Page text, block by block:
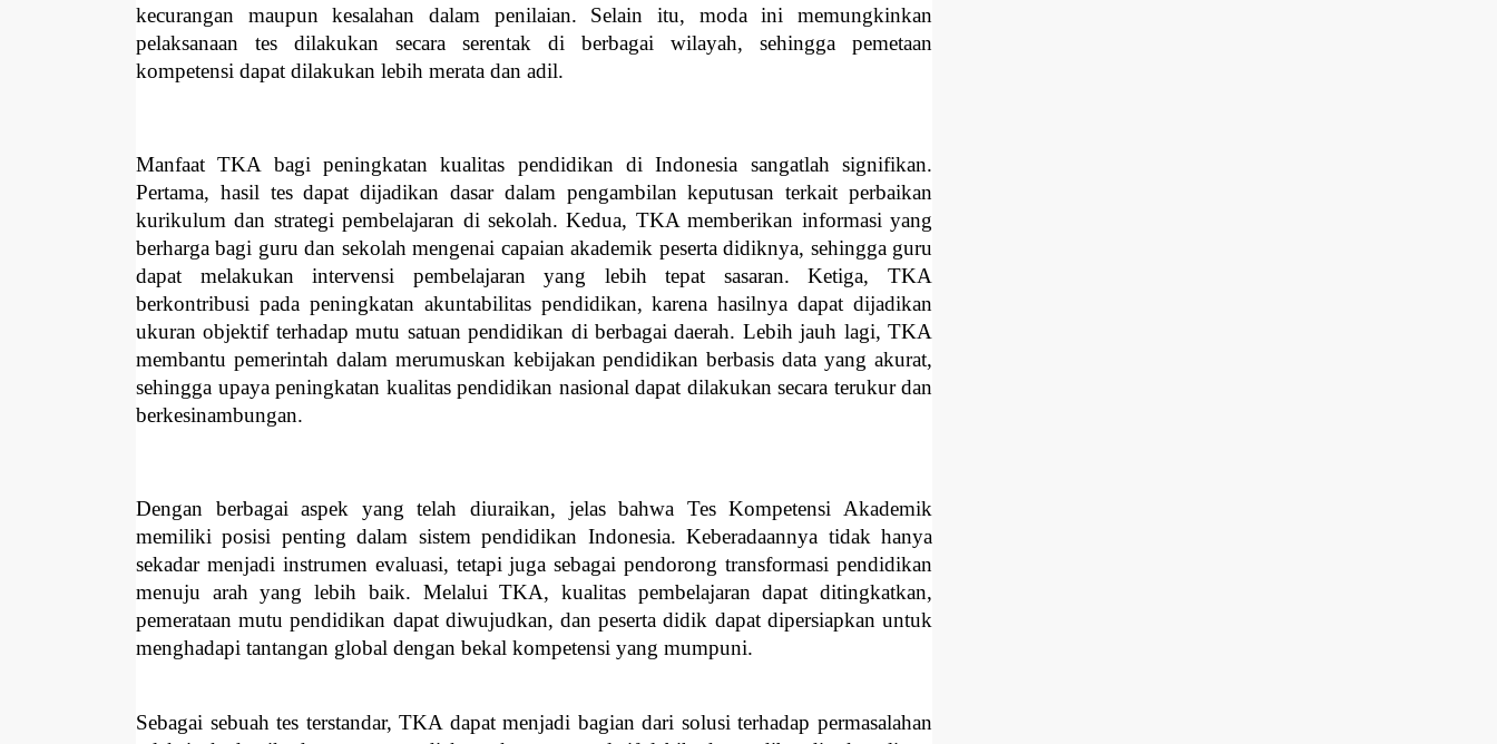
kecurangan maupun kesalahan dalam penilaian. Selain itu, moda ini memungkinkan
pelaksanaan tes dilakukan secara serentak di berbagai wilayah, sehingga pemetaan
kompetensi dapat dilakukan lebih merata dan adil.
Manfaat TKA bagi peningkatan kualitas pendidikan di Indonesia sangatlah signifikan.
Pertama, hasil tes dapat dijadikan dasar dalam pengambilan keputusan terkait perbaikan
kurikulum dan strategi pembelajaran di sekolah. Kedua, TKA memberikan informasi yang
berharga bagi guru dan sekolah mengenai capaian akademik peserta didiknya, sehingga guru
dapat melakukan intervensi pembelajaran yang lebih tepat sasaran. Ketiga, TKA
berkontribusi pada peningkatan akuntabilitas pendidikan, karena hasilnya dapat dijadikan
ukuran objektif terhadap mutu satuan pendidikan di berbagai daerah. Lebih jauh lagi, TKA
membantu pemerintah dalam merumuskan kebijakan pendidikan berbasis data yang akurat,
sehingga upaya peningkatan kualitas pendidikan nasional dapat dilakukan secara terukur dan
berkesinambungan.
Dengan berbagai aspek yang telah diuraikan, jelas bahwa Tes Kompetensi Akademik
memiliki posisi penting dalam sistem pendidikan Indonesia. Keberadaannya tidak hanya
sekadar menjadi instrumen evaluasi, tetapi juga sebagai pendorong transformasi pendidikan
menuju arah yang lebih baik. Melalui TKA, kualitas pembelajaran dapat ditingkatkan,
pemerataan mutu pendidikan dapat diwujudkan, dan peserta didik dapat dipersiapkan untuk
menghadapi tantangan global dengan bekal kompetensi yang mumpuni.
Sebagai sebuah tes terstandar, TKA dapat menjadi bagian dari solusi terhadap permasalahan